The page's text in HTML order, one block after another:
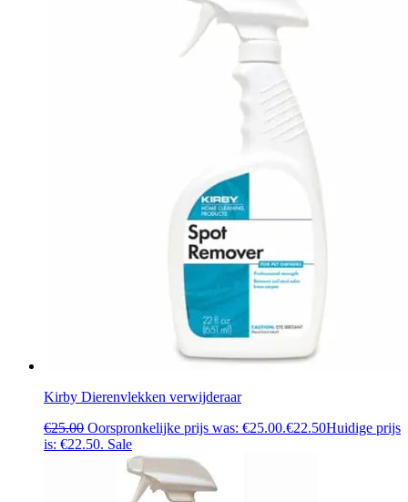
Kirby Dierenvlekken verwijderaar
€25.00 Oorspronkelijke prijs was: €25.00.€22.50Huidige prijs
is: €22.50. Sale